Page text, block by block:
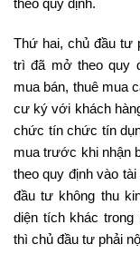
theo quy định.
Thứ hai, chủ đầu tư
trì đã mở theo quy
mua bán, thuê mua
cư ký với khách
chức tín chức tín
mua trước khi nhận
theo quy định vào
đầu tư không thu
diện tích khác
thì chủ đầu tư phải